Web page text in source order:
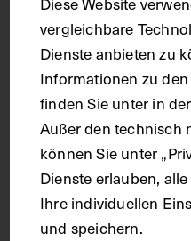
Material
Papier
Technik
Druck
vergleichbare
Dienste anbieten zu
Informationen zu
finden Sie unter in
Außer den technisch
können Sie unter
Dienste erlauben,
Ihre individuellen
und speichern.